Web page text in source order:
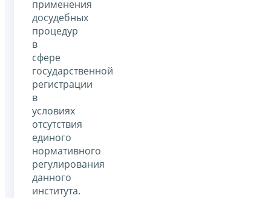
применения
досудебных
процедур
в
сфере
государственной
регистрации
в
условиях
отсутствия
единого
нормативного
регулирования
данного
института.